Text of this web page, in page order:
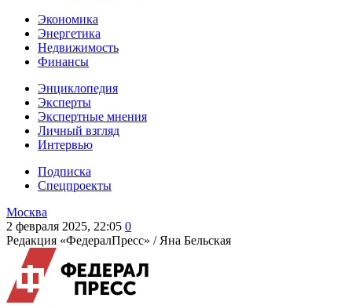
Экономика
Энергетика
Недвижимость
Финансы
Энциклопедия
Эксперты
Экспертные мнения
Личный взгляд
Интервью
Подписка
Спецпроекты
Москва
2 февраля 2025, 22:05 0
Редакция «ФедералПресс» / Яна Бельская